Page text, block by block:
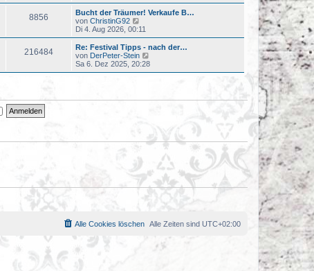
r
B
e
i
t
r
a
g
8856
Bucht der Träumer! Verkaufe B…
von ChristinG92
e
u
e
s
t
i
Di 4. Aug 2026, 00:11
216484
Re: Festival Tipps - nach der…
von DerPeter-Stein
e
u
t
g
Sa 6. Dez 2025, 20:28
Alle Zeiten sind UTC+02:00
Alle Cookies löschen